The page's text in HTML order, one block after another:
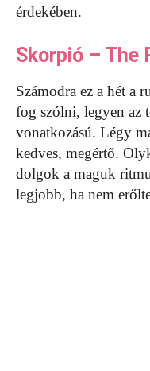
érdekében.
Skorpió – The
Számodra ez a hét a
fog szólni, legyen az
vonatkozású. Légy
kedves, megértő.
dolgok a maguk
legjobb, ha nem